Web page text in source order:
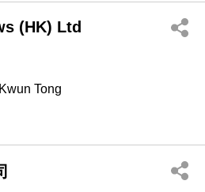
(HK) Ltd
Tong